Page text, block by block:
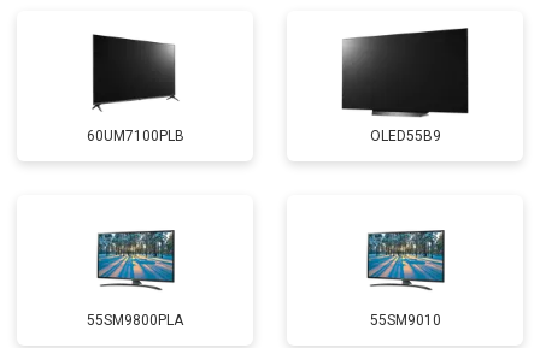
60UM7100PLB OLED55B9
55SM9800PLA 55SM9010